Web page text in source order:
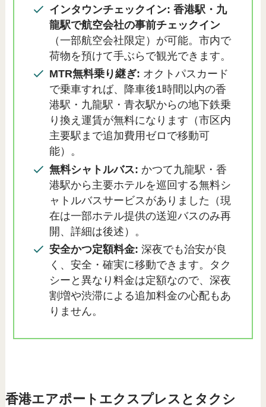
インタウンチェックイン: 香港駅・九
龍駅で航空会社の事前チェックイン
（一部航空会社限定）が可能。市内で
荷物を預けて手ぶらで観光できます。
MTR無料乗り継ぎ: オクトパスカード
で乗車すれば、降車後1時間以内の香
港駅・九龍駅・青衣駅からの地下鉄乗
り換え運賃が無料になります（市区内
主要駅まで追加費用ゼロで移動可
能）。
無料シャトルバス: かつて九龍駅・香
港駅から主要ホテルを巡回する無料シ
ャトルバスサービスがありました（現
在は一部ホテル提供の送迎バスのみ再
開、詳細は後述）。
安全かつ定額料金: 深夜でも治安が良
く、安全・確実に移動できます。タク
シーと異なり料金は定額なので、深夜
割増や渋滞による追加料金の心配もあ
りません。
香港エアポートエクスプレスとタクシ